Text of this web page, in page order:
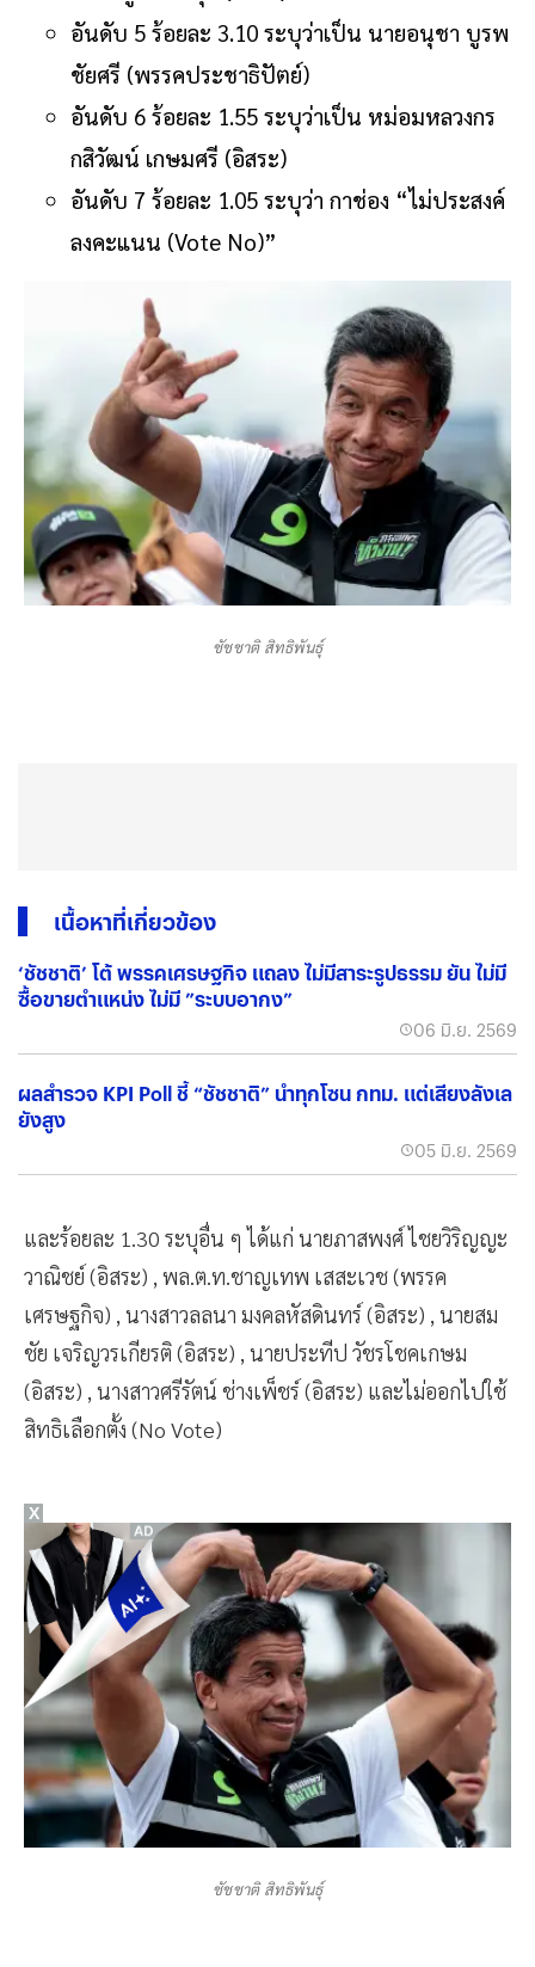
มีตระกูล มหาสุข (อิสระ)
อันดับ 5 ร้อยละ 3.10 ระบุว่าเป็น นายอนุชา บูรพ
ชัยศรี (พรรคประชาธิปัตย์)
อันดับ 6 ร้อยละ 1.55 ระบุว่าเป็น หม่อมหลวงกร
กสิวัฒน์ เกษมศรี (อิสระ)
อันดับ 7 ร้อยละ 1.05 ระบุว่า กาช่อง “ไม่ประสงค์
เนื้อหาที่เกี่ยวข้อง
‘ชัชชาติ’ โต้ พรรคเศรษฐกิจ แถลง ไม่มีสาระรูปธรรม ยัน ไม่มี
ผลสำรวจ KPI Poll ชี้ “ชัชชาติ” นำทุกโซน กทม. แต่เสียงลังเล
และร้อยละ 1.30 ระบุอื่น ๆ ได้แก่ นายภาสพงศ์ ไชยวิริญญะ
วาณิชย์ (อิสระ) , พล.ต.ท.ชาญเทพ เสสะเวช (พรรค
เศรษฐกิจ) , นางสาวลลนา มงคลหัสดินทร์ (อิสระ) , นายสม
ชัย เจริญวรเกียรติ (อิสระ) , นายประทีป วัชรโชคเกษม
(อิสระ) , นางสาวศรีรัตน์ ช่างเพ็ชร์ (อิสระ) และไม่ออกไปใช้
X